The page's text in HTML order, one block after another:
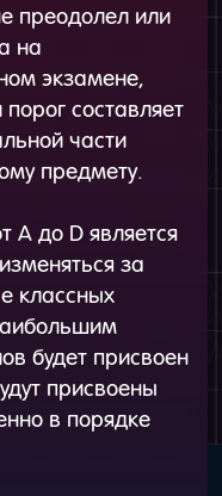
преодолел или
на
экзамене,
составляет
части
предмету.
A до D является
за
классных
будет присвоен
присвоены
в порядке